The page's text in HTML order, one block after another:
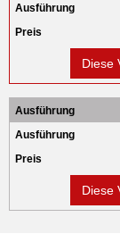
Diese
Diese